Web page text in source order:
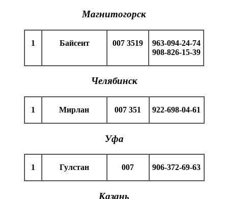
Магнитогорск
1 Байсеит 007 3519 963-094-24-74
908-826-15-39
Челябинск
1 Мирлан 007 351 922-698-04-61
Уфа
1 Гулстан 007 906-372-69-63
Казань